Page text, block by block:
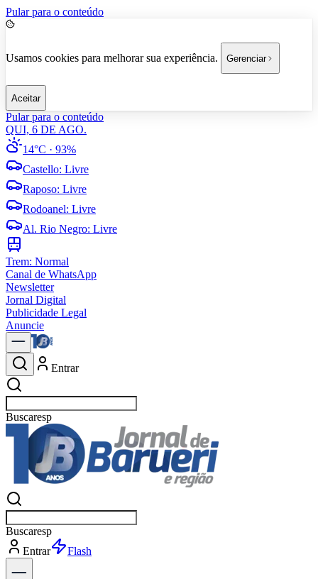
Pular para o conteúdo
Usamos cookies para melhorar sua experiência. Gerenciar
Aceitar
Pular para o conteúdo
QUI, 6 DE AGO.
14°C · 93%
Castello: Livre
Raposo: Livre
Rodoanel: Livre
Al. Rio Negro: Livre
Trem: Normal
Canal de WhatsApp
Newsletter
Jornal Digital
Publicidade Legal
Anuncie
Entrar
Buscarn
Buscarn
Entrar
Explorar